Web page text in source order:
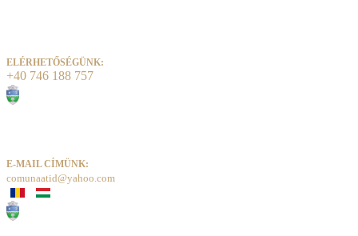
ELÉRHETŐSÉGÜNK:
+40 746 188 757
E-MAIL CÍMÜNK:
comunaatid@yahoo.com